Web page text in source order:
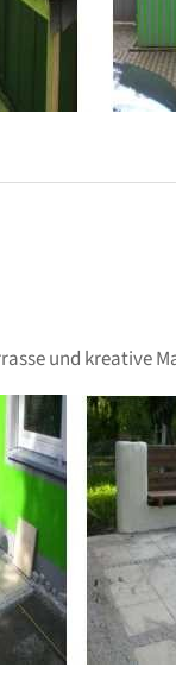
und kreative